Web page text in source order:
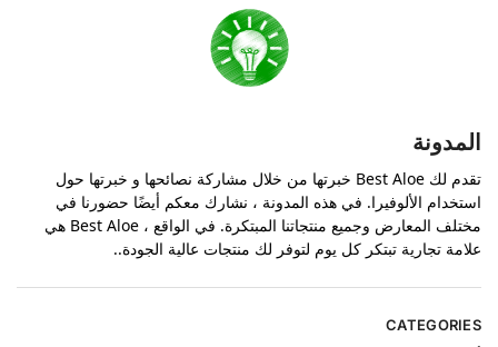
المدونة
تقدم لك Best Aloe خبرتها من خلال مشاركة نصائحها و خبرتها حول
استخدام الألوفيرا. في هذه المدونة ، نشارك معكم أيضًا حضورنا في
مختلف المعارض وجميع منتجاتنا المبتكرة. في الواقع ، Best Aloe هي
علامة تجارية تبتكر كل يوم لتوفر لك منتجات عالية الجودة..
CATEGORIES